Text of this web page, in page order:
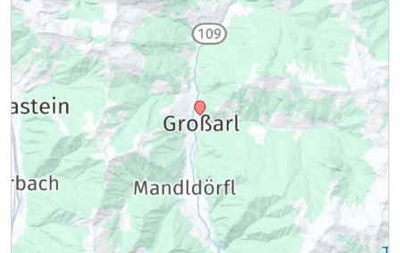
2 Erwachsene und 2 Kinder